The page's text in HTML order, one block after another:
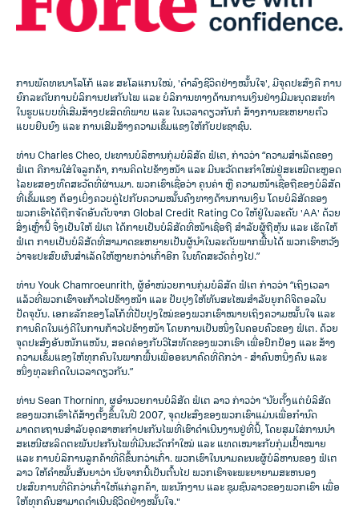
ການພັດທະນາໂລໂກ້ ແລະ ສະໂລແກນໃໝ່, 'ດໍາລົງຊີວິດຢ່າງໝັ້ນໃຈ', ມີຈຸດປະສົງຄື ການ
ຍົກລະດັບການບໍລິການປະກັນໄພ ແລະ ບໍລິການທາງດ້ານການເງິນຢ່າງມີມະນຸດສະທໍາ
ໃນຮູບແບບທີ່ເສີມສ້າງປະສິດທິພາບ ແລະ ໃນເວລາດຽວກັນກໍ ສ້າງການຂະຫຍາຍຕົວ
ແບບຍືນຍົງ ແລະ ການເສີມສ້າງຄວາມເຂັ້ມແຂງໃຫ້ກັບປະຊາຊົນ.
ທ່ານ Charles Cheo, ປະທານບໍລິຫານກຸ່ມບໍລິສັດ ຟໍເຕ, ກ່າວວ່າ “ຄວາມສຳເລັດຂອງ
ຟໍເຕ ຄືການໃສ່ໃຈລູກຄ້າ, ການຄິດໄປຂ້າງໜ້າ ແລະ ມີນະວັດຕະກໍາໃໝ່ຢູ່ສະເໝີຕະຫຼອດ
ໄລຍະສອງທົດສະວັດທີ່ຜ່ານມາ. ພວກເຮົາເຊື່ອວ່າ ຄຸນຄ່າ ຫຼື ຄວາມໜ້າເຊື່ອຖືຂອງບໍລິສັດ
ທີ່ເຂັ້ມແຂງ ຕ້ອງເບິ່ງຄວບຄູ່ໄປກັບຄວາມໝັ້ນຄົງທາງດ້ານການເງິນ ໂດຍບໍລິສັດຂອງ
ພວກເຮົາໄດ້ຖືກຈັດອັນດັບຈາກ Global Credit Rating Co ໃຫ້ຢູ່ໃນລະດັບ 'AA' ດ້ວຍ
ສິ່ງເຫຼົ່ານີ້ ຈຶ່ງເປັນໃຫ້ ຟໍເຕ ໄດ້ກາຍເປັນບໍລິສັດທີ່ໜ້າເຊື່ອຖື ສຳລັບຜູ້ຖືຫຸ້ນ ແລະ ເຮັດໃຫ້
ຟໍເຕ ກາຍເປັນບໍລິສັດທີ່ສາມາດຂະຫຍາຍເປັນຜູ້ນຳໃນລະດັບພາກພື້ນໄດ້ ພວກເຮົາຫວັງ
ວ່າຈະປະສົບຜົນສຳເລັດໃຫ້ຫຼາຍກວ່າເກົ່າອີກ ໃນທົດສະວັດຕໍ່ໆໄປ.”
ທ່ານ Youk Chamroeunrith, ຜູ້ອຳໜ່ວຍການກຸ່ມບໍລິສັດ ຟໍເຕ ກ່າວວ່າ “ເຖິງເວລາ
ແລ້ວທີ່ພວກເຮົາຈະກ້າວໄປຂ້າງໜ້າ ແລະ ປັບປຸງໃຫ້ທັນສະໄໝສຳລັບຍຸກດິຈິຕອລໃນ
ປັດຈຸບັນ. ເອກະລັກຂອງໂລໂກ້ທີ່ປັບປຸງໃໝ່ຂອງພວກເຮົາໝາຍເຖິງຄວາມໝັ້ນໃຈ ແລະ
ການຄິດໃນແງ່ດີໃນການກ້າວໄປຂ້າງໜ້າ ໂດຍການເປັນໜຶ່ງໃນຄອບຄົວຂອງ ຟໍເຕ. ດ້ວຍ
ຈຸດປະສົງອັນໜັກແໜ້ນ, ສອດຄ່ອງກັບວິໄສທັດຂອງພວກເຮົາ ເພື່ອປົກປ້ອງ ແລະ ສ້າງ
ຄວາມເຂັ້ມແຂງໃຫ້ທຸກຄົນໃນພາກພື້ນເພື່ອອະນາຄົດທີ່ດີກວ່າ - ສຳຄົນຫນຶ່ງຄົນ ແລະ
ໜຶ່ງທຸລະກິດໃນເວລາດຽວກັນ.”
ທ່ານ Sean Thorninn, ຜູອຳນວຍການບໍລິສັດ ຟໍເຕ ລາວ ກ່າວວ່າ “ນັບຕັ້ງແຕ່ບໍລິສັດ
ຂອງພວກເຮົາໄດ້ສ້າງຕັ້ງຂຶ້ນໃນປີ 2007, ຈຸດປະສົງຂອງພວກເຮົາແມ່ນເພື່ອກໍານົດ
ມາດຕະຖານສໍາລັບອຸດສາຫະກໍາປະກັນໄພທີ່ເຮົາດຳເນີນງານຢູ່ທີ່ນີ້, ໂດຍສຸມໃສ່ການນໍາ
ສະເໜີຜະລິດຕະພັນປະກັນໄພທີ່ມີນະວັດກໍາໃໝ່ ແລະ ແທດເໝາະກັບກຸ່ມເປົ້າໝາຍ
ແລະ ການບໍລິການລູກຄ້າທີ່ດີຂຶ້ນກວ່າເກົ່າ. ພວກເຮົາໃນນາມຄະນະຜູ້ບໍລິຫານຂອງ ຟໍເຕ
ລາວ ໃຫ້ຄຳໝັ້ນສັນຍາວ່າ ນັບຈາກນີ້ເປັນຕົ້ນໄປ ພວກເຮົາຈະພະຍາຍາມສະຫນອງ
ປະສົບການທີ່ດີກວ່າເກົ່າໃຫ້ແກ່ລູກຄ້າ, ພະນັກງານ ແລະ ຊຸມຊົນລາວຂອງພວກເຮົາ ເພື່ອ
ໃຫ້ທຸກຄົນສາມາດດໍາເນີນຊີວິດຢ່າງໝັ້ນໃຈ."